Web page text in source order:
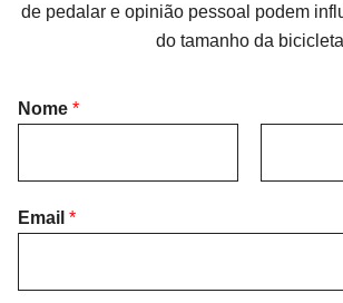
de pedalar e opinião pessoal podem
do tamanho da bicicleta
Nome *
t
Email *